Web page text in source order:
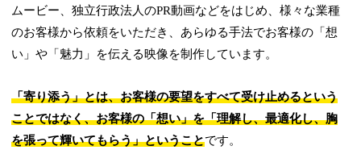
ムービー、独立行政法人のPR動画などをはじめ、様々な業種
のお客様から依頼をいただき、あらゆる手法でお客様の「想
い」や「魅力」を伝える映像を制作しています。
「寄り添う」とは、お客様の要望をすべて受け止めるという
ことではなく、お客様の「想い」を「理解し、最適化し、胸
を張って輝いてもらう」ということです。